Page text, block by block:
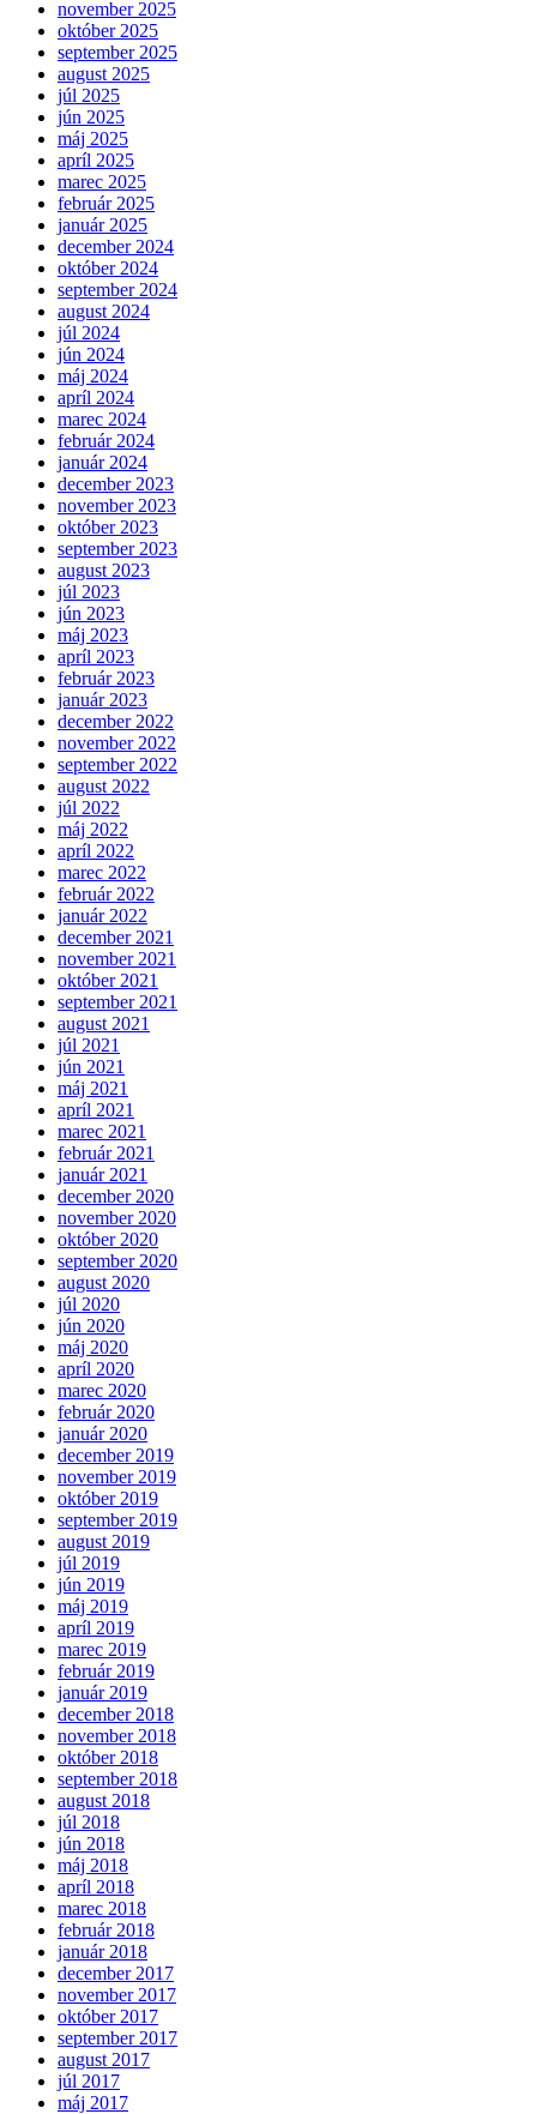
november 2025
október 2025
september 2025
august 2025
júl 2025
jún 2025
máj 2025
apríl 2025
marec 2025
február 2025
január 2025
december 2024
október 2024
september 2024
august 2024
júl 2024
jún 2024
máj 2024
apríl 2024
marec 2024
február 2024
január 2024
december 2023
november 2023
október 2023
september 2023
august 2023
júl 2023
jún 2023
máj 2023
apríl 2023
február 2023
január 2023
december 2022
november 2022
september 2022
august 2022
júl 2022
máj 2022
apríl 2022
marec 2022
február 2022
január 2022
december 2021
november 2021
október 2021
september 2021
august 2021
júl 2021
jún 2021
máj 2021
apríl 2021
marec 2021
február 2021
január 2021
december 2020
november 2020
október 2020
september 2020
august 2020
júl 2020
jún 2020
máj 2020
apríl 2020
marec 2020
február 2020
január 2020
december 2019
november 2019
október 2019
september 2019
august 2019
júl 2019
jún 2019
máj 2019
apríl 2019
marec 2019
február 2019
január 2019
december 2018
november 2018
október 2018
september 2018
august 2018
júl 2018
jún 2018
máj 2018
apríl 2018
marec 2018
február 2018
január 2018
december 2017
november 2017
október 2017
september 2017
august 2017
júl 2017
máj 2017